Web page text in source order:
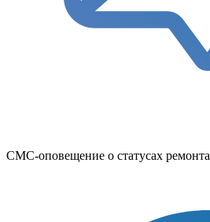
СМС-оповещение о статусах ремонта